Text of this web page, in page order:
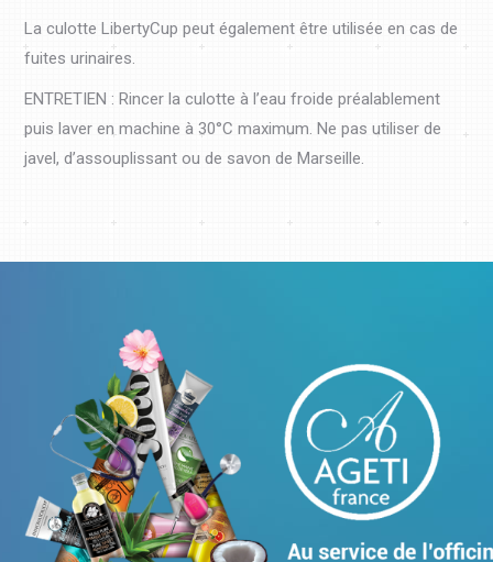
La culotte LibertyCup peut également être utilisée en cas de
fuites urinaires.
ENTRETIEN : Rincer la culotte à l’eau froide préalablement
puis laver en machine à 30°C maximum. Ne pas utiliser de
javel, d’assouplissant ou de savon de Marseille.